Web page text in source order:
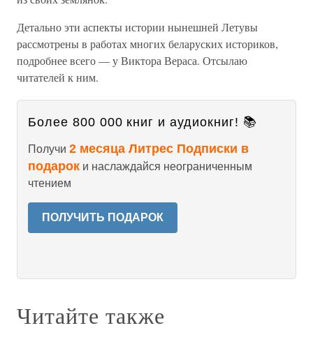
Детально эти аспекты истории нынешней Летувы
рассмотрены в работах многих беларуских историков,
подробнее всего — у Виктора Вераса. Отсылаю
читателей к ним.
Более 800 000 книг и аудиокниг! 📚
Получи 2 месяца Литрес Подписки в
подарок и наслаждайся неограниченным
чтением
ПОЛУЧИТЬ ПОДАРОК
Читайте также